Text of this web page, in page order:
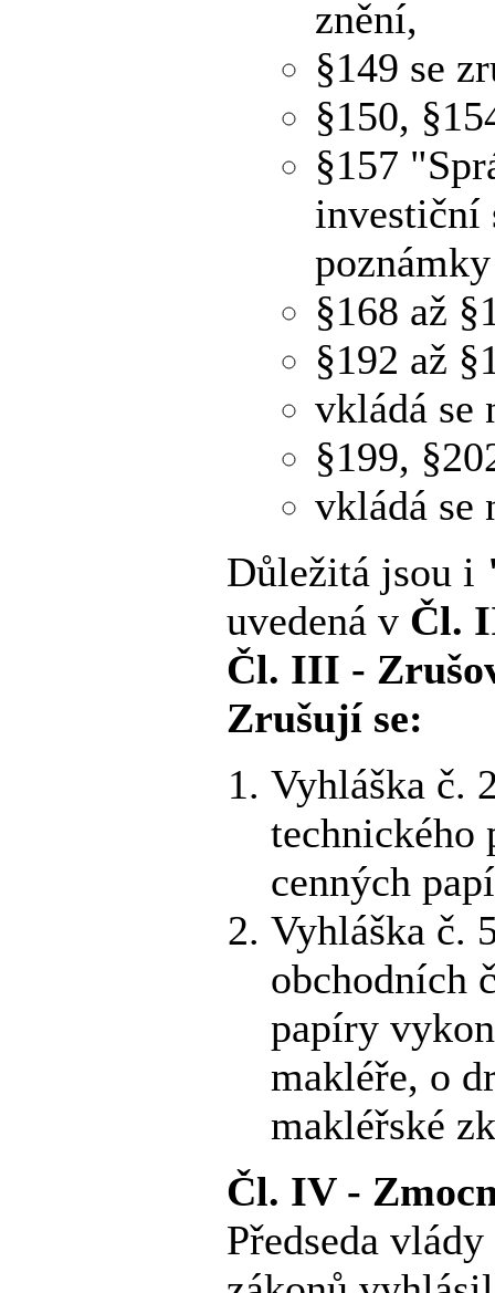
znění,
§149 se
§150,
§157
investiční
§168 až
§192 až
vkládá se
§199,
vkládá se
Důležitá jsou i
uvedená v Čl.
Čl. III -
Zrušují se:
Vyhláška č.
technického
cenných
Vyhláška č.
obchodních
papíry
makléře, o
makléřské
Čl. IV -
Předseda